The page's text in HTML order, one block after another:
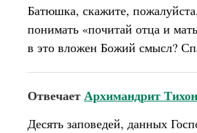
Батюшка, скажите,
понимать «почитай отца и
в это вложен Божий смысл?
ОтвечаетАрхимандрит
Десять заповедей, данных